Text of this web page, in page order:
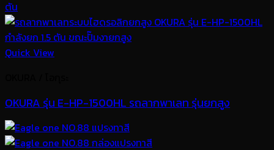
Quick View
OKURA รุ่น E-HP-1500HL รถลากพาเลท รุ่นยกสูง